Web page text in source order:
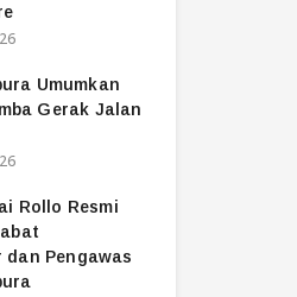
Umumkan
Gerak Jalan
Rollo Resmi
Pengawas